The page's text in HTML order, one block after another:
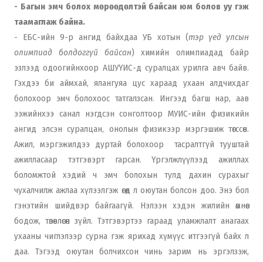
- Багын эмч болох мөрөөдөлтэй байсан юм болов уу гэж
таамаглаж байна.
- ЕБС-ийн 9-р ангид байхдаа УБ хотын (тэр үед улсын
олимпиад болдоггүй байсан) химийн олимпиадад байр
эзлээд одоогийнхоор АШУҮИС-д суралцах урилга авч байв.
Гэхдээ би аймхай, ялангуяа цус хараад ухаан алдчихдаг
болохоор эмч болохоос татгалзсан. Ингээд багш нар, аав
ээжийнхээ санал нэгдсэн сонголтоор МУИС-ийн физикийн
ангид элсэн суралцан, онолын физикээр мэргэшиж төгссөн.
Ажил, мэргэжилдээ дуртай болохоор тасралтгүй тууштай
ажилласаар тэтгэвэрт гарсан. Үргэлжлүүлээд ажиллах
боломжтой хэдий ч эмч болохын тулд дахин сурахыг
чухалчилж ажлаа хүлээлгэж өгөөд л оюутан болсон доо. Энэ бол
гэнэтийн шийдвэр байгаагүй. Нэлээн хэдэн жилийн өмнөөс
бодож, төлөвлөсөн зүйл. Тэтгэвэртээ гараад уламжлалт анагаах
ухааны чиглэлээр сурна гэж ярихад хүмүүс итгээгүй байх л
даа. Тэгээд оюутан болчихсон чинь зарим нь эргэлзэж,